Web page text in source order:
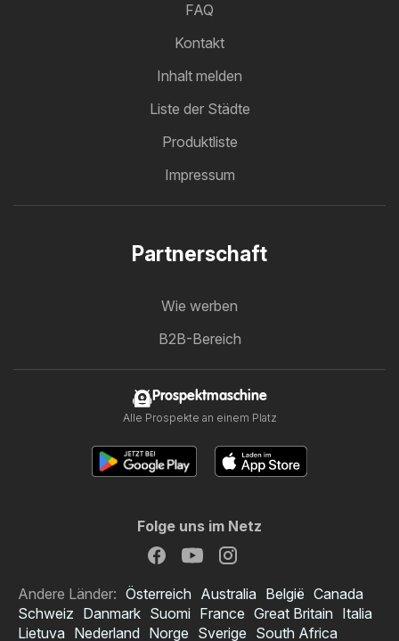
FAQ
Kontakt
Inhalt melden
Liste der Städte
Produktliste
Impressum
Partnerschaft
Wie werben
B2B-Bereich
Prospektmaschine
Alle Prospekte an einem Platz
Folge uns im Netz
Andere Länder: Österreich Australia België Canada
Schweiz Danmark Suomi France Great Britain Italia
Lietuva Nederland Norge Sverige South Africa